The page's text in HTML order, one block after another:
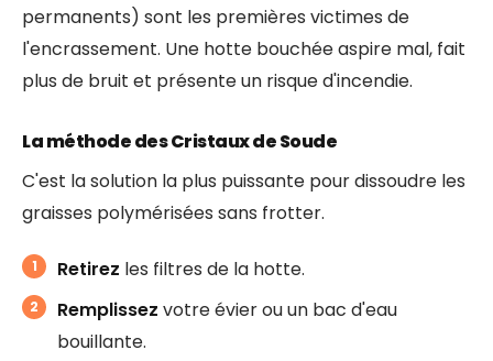
permanents) sont les premières victimes de
l'encrassement. Une hotte bouchée aspire mal, fait
plus de bruit et présente un risque d'incendie.
La méthode des Cristaux de Soude
C'est la solution la plus puissante pour dissoudre les
graisses polymérisées sans frotter.
Retirez les filtres de la hotte.
Remplissez votre évier ou un bac d'eau
bouillante.